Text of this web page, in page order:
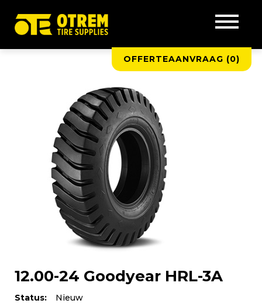
OFFERTEAANVRAAG (0)
12.00-24 Goodyear HRL-3A
Status:
Nieuw